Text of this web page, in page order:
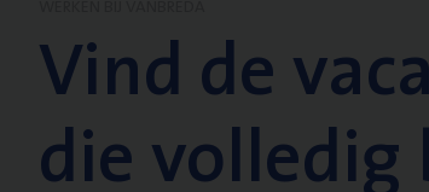
Vind de
die volledig